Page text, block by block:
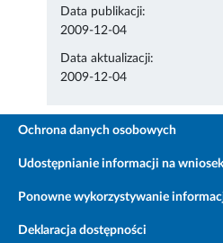
Data publikacji:
2009-12-04
Data aktualizacji:
2009-12-04
Ochrona danych osobowych
Udostępnianie informacji na wniosek
Ponowne wykorzystywanie
Deklaracja dostępności